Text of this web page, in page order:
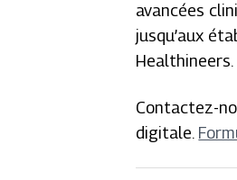
avancées
jusqu’aux
Healthineers.
Contactez-
digitale.